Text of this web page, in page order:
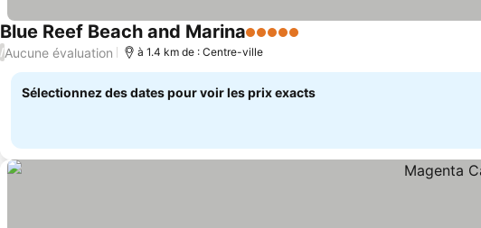
Blue Reef Beach and Marina5 Étoiles
/Aucune évaluation à 1.4 km de : Centre-ville
Sélectionnez des dates pour voir les prix exacts